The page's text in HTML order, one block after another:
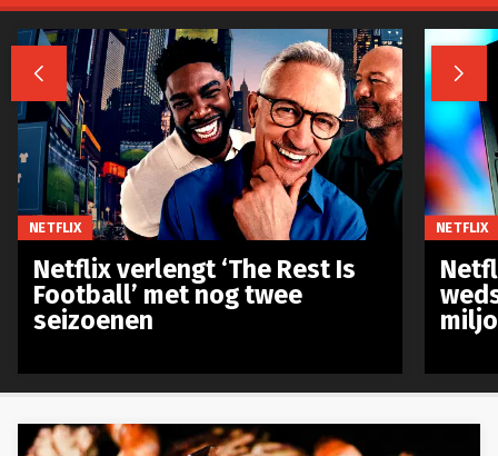
 
NETFLIX
Netflix verlengt ‘The Rest Is
Football’ met nog twee
seizoenen
NETFLIX